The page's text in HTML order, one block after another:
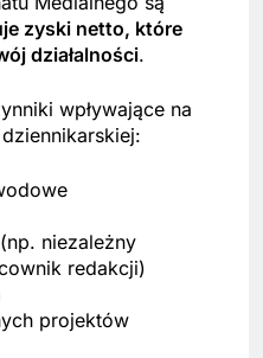
zyski netto, które
działalności.
wpływające na
niezależny
redakcji)
projektów